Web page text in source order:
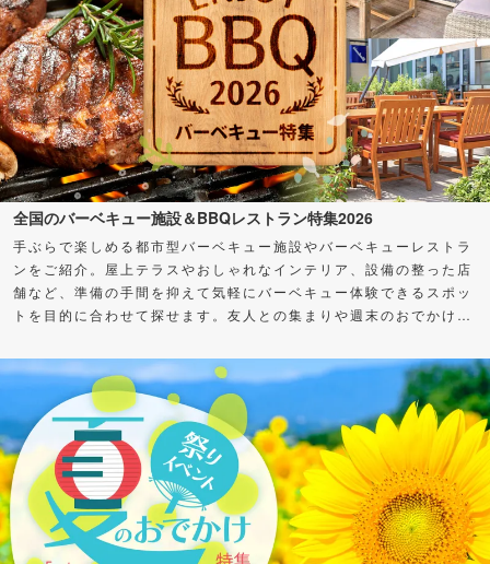
全国のバーベキュー施設＆BBQレストラン特集2026
手ぶらで楽しめる都市型バーベキュー施設やバーベキューレストラ
ンをご紹介。屋上テラスやおしゃれなインテリア、設備の整った店
舗など、準備の手間を抑えて気軽にバーベキュー体験できるスポッ
トを目的に合わせて探せます。友人との集まりや週末のおでかけ